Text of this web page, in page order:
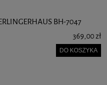
BH-7047
369,00 zł
DO KOSZYKA